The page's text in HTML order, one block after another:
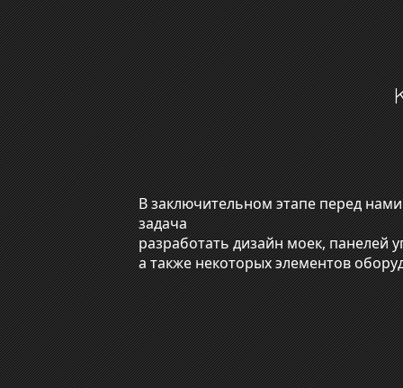
В заключительном этапе перед нами
задача
разработать дизайн моек, панелей
а также некоторых элементов